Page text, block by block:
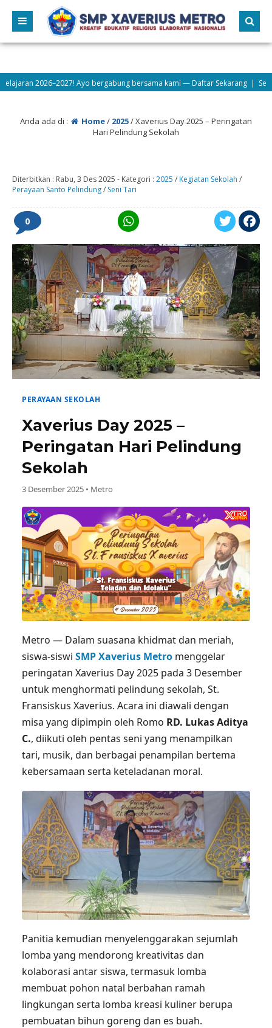
Ayo bergabung bersama kami — Daftar Sekarang | Sekolah
Anda ada di : Home/ 2025/Xaverius Day 2025 – Peringatan
Hari Pelindung Sekolah
Diterbitkan : Rabu, 3 Des 2025 - Kategori : 2025 / Kegiatan Sekolah /
Perayaan Santo Pelindung/ Seni Tari
0
PERAYAAN SEKOLAH
Xaverius Day 2025 –
Peringatan Hari Pelindung
Sekolah
3 Desember 2025 • Metro
Metro — Dalam suasana khidmat dan meriah,
siswa-siswi SMP Xaverius Metro menggelar
peringatan Xaverius Day 2025 pada 3 Desember
untuk menghormati pelindung sekolah, St.
Fransiskus Xaverius. Acara ini diawali dengan
misa yang dipimpin oleh Romo RD. Lukas Aditya
C., diikuti oleh pentas seni yang menampilkan
tari, musik, dan berbagai penampilan bertema
kebersamaan serta keteladanan moral.
Panitia kemudian menyelenggarakan sejumlah
lomba yang mendorong kreativitas dan
kolaborasi antar siswa, termasuk lomba
membuat pohon natal berbahan ramah
lingkungan serta lomba kreasi kuliner berupa
pembuatan bihun goreng dan es buah.